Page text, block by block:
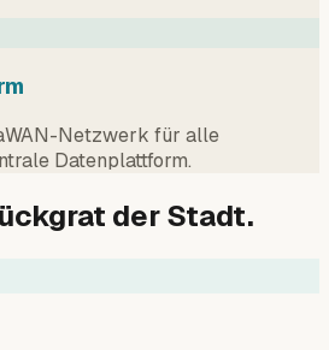
Netzwerk für alle
Datenplattform.
der Stadt.